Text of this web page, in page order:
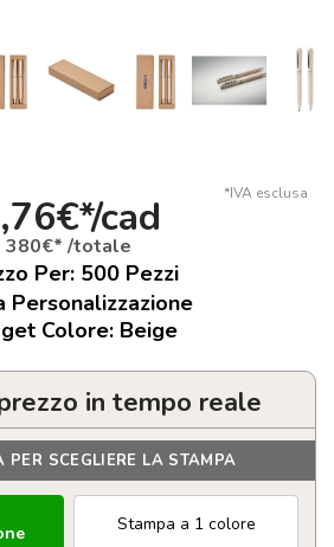
*IVA esclusa
cad
380€* /totale
Per: 500 Pezzi
Personalizzazione
Colore: Beige
in tempo reale
PER SCEGLIERE LA STAMPA
Stampa a 1 colore